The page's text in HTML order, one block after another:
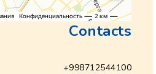
Contacts
+998712544100